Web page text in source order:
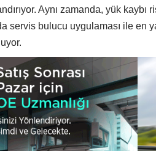
Aynı zamanda, yük
servis bulucu uygulaması ile en